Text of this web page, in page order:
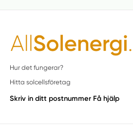
Hur det fungerar?
Hitta solcellsföretag
Skriv in ditt postnummer Få hjälp